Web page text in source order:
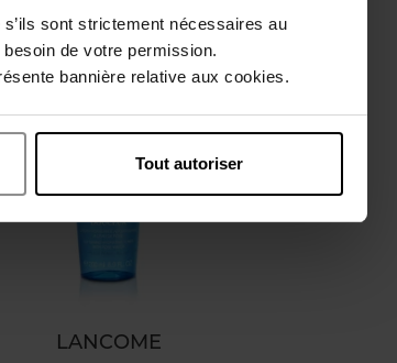
sont strictement nécessaires au
de votre permission.
bannière relative aux cookies.
Tout autoriser
LANCOME